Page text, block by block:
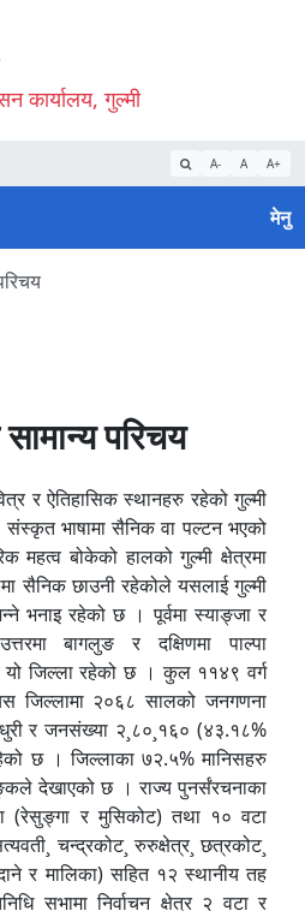
कार्यालय, गुल्मी
A- A A+
मेनु
परिचय
र ऐतिहासिक स्थानहरु रहेको गुल्मी
संस्कृत भाषामा सैनिक वा पल्टन भएको
महत्व बोकेको हालको गुल्मी क्षेत्रमा
सैनिक छाउनी रहेकोले यसलाई गुल्मी
भनाइ रहेको छ । पूर्वमा स्याङ्जा र
बागलुङ र दक्षिणमा पाल्पा
यो जिल्ला रहेको छ । कुल ११४९ वर्ग
जिल्लामा २०६८ सालको जनगणना
र जनसंख्या २¸८०¸१६० (४३.१८%
छ । जिल्लाका ७२.५% मानिसहरु
देखाएको छ । राज्य पुनर्संरचनाका
(रेसुङ्गा र मुसिकोट) तथा १० वटा
चन्द्रकोट¸ रुरुक्षेत्र¸ छत्रकोट¸
र मालिका) सहित १२ स्थानीय तह
सभामा निर्वाचन क्षेत्र २ वटा र